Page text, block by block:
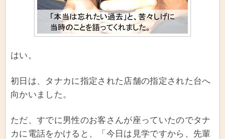
はい。
初日は、タナカに指定された店舗の指定された台へ
向かいました。
ただ、すでに男性のお客さんが座っていたのでタナ
カに電話をかけると、「今日は見学ですから、先輩